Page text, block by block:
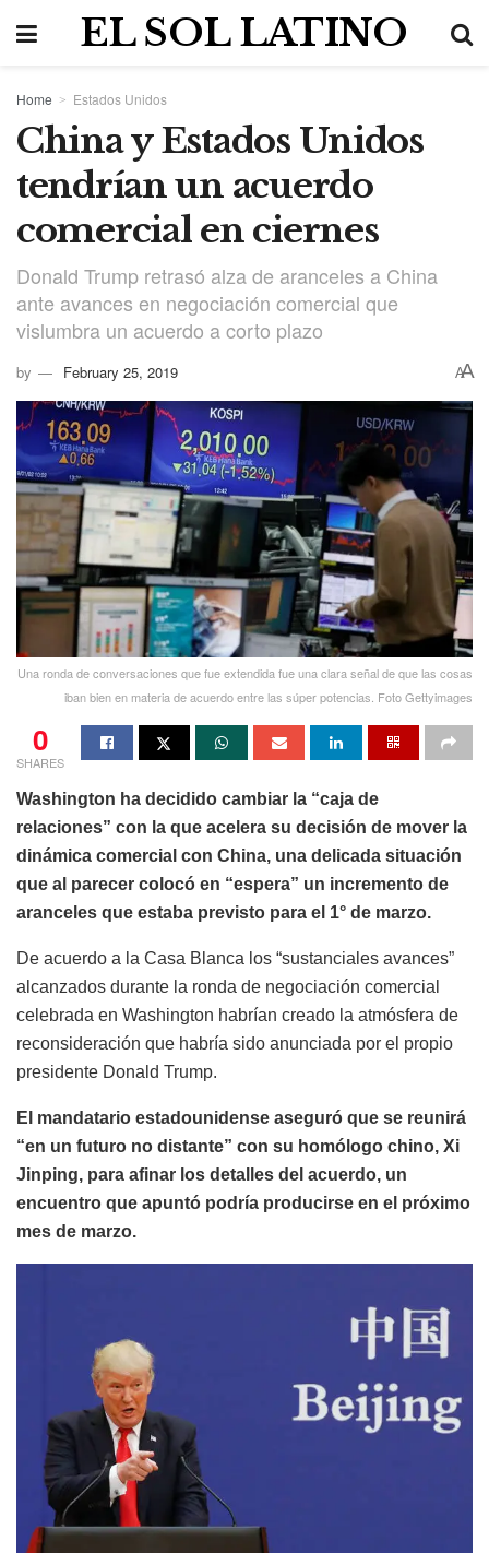
EL SOL LATINO
Home Estados Unidos
China y Estados Unidos
tendrían un acuerdo
comercial en ciernes
Donald Trump retrasó alza de aranceles a China
ante avances en negociación comercial que
vislumbra un acuerdo a corto plazo
by February 25, 2019 AA
Una ronda de conversaciones que fue extendida fue una clara señal de que las cosas
iban bien en materia de acuerdo entre las súper potencias. Foto Gettyimages
0
SHARES
Washington ha decidido cambiar la “caja de
relaciones” con la que acelera su decisión de mover la
dinámica comercial con China, una delicada situación
que al parecer colocó en “espera” un incremento de
aranceles que estaba previsto para el 1° de marzo.
De acuerdo a la Casa Blanca los “sustanciales avances”
alcanzados durante la ronda de negociación comercial
celebrada en Washington habrían creado la atmósfera de
reconsideración que habría sido anunciada por el propio
presidente Donald Trump.
El mandatario estadounidense aseguró que se reunirá
“en un futuro no distante” con su homólogo chino, Xi
Jinping, para afinar los detalles del acuerdo, un
encuentro que apuntó podría producirse en el próximo
mes de marzo.